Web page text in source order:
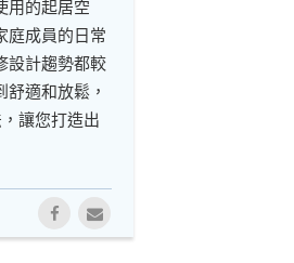
用的起居空
庭成員的日常
設計趨勢都較
適和放鬆，
讓您打造出